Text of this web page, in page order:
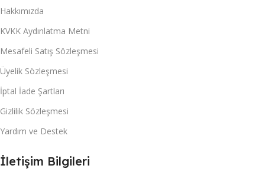
Hakkımızda
KVKK Aydınlatma Metni
Mesafeli Satış Sözleşmesi
Üyelik Sözleşmesi
İptal İade Şartları
Gizlilik Sözleşmesi
Yardım ve Destek
İletişim Bilgileri